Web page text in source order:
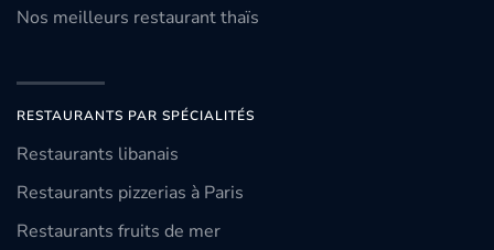
Nos meilleurs restaurant thaïs
RESTAURANTS PAR SPÉCIALITÉS
Restaurants libanais
Restaurants pizzerias à Paris
Restaurants fruits de mer